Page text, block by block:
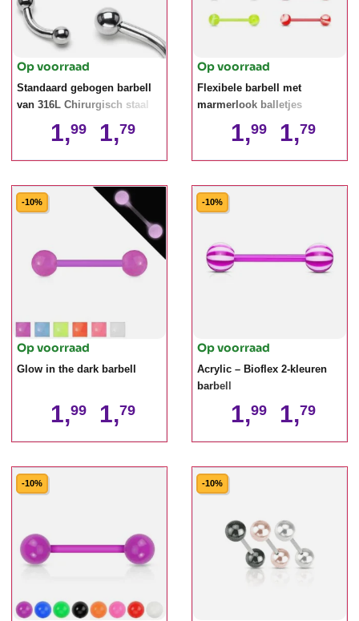
Op voorraad
Standaard gebogen barbell
van 316L Chirurgisch staal
1,99 1,79
Op voorraad
Flexibele barbell met
marmerlook balletjes
1,99 1,79
-10%
Op voorraad
Glow in the dark barbell
1,99 1,79
-10%
Op voorraad
Acrylic – Bioflex 2-kleuren
barbell
1,99 1,79
-10% -10%